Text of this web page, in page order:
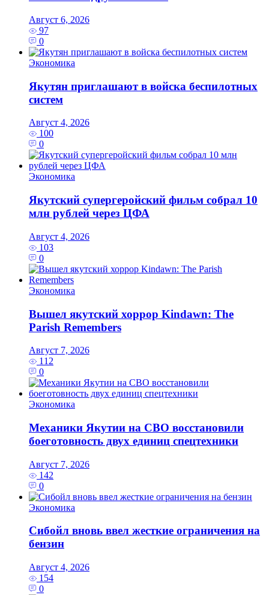
Август 6, 2026
97
0
Экономика
Якутян приглашают в войска беспилотных
систем
Август 4, 2026
100
0
Экономика
Якутский супергеройский фильм собрал 10
млн рублей через ЦФА
Август 4, 2026
103
0
Экономика
Вышел якутский хоррор Kindawn: The
Parish Remembers
Август 7, 2026
112
0
Экономика
Механики Якутии на СВО восстановили
боеготовность двух единиц спецтехники
Август 7, 2026
142
0
Экономика
Сибойл вновь ввел жесткие ограничения на
бензин
Август 4, 2026
154
0